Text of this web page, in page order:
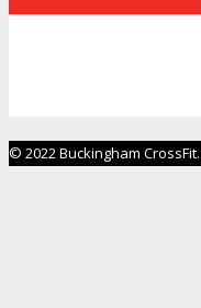
© 2022 Buckingham